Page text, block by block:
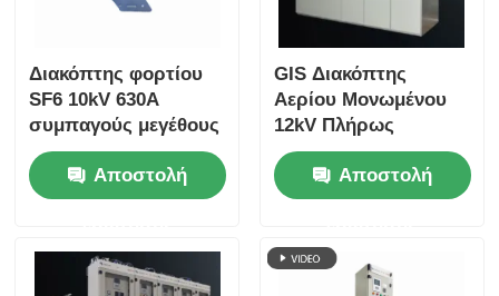
Υπηρεσία διανομής χαμηλής τάσης
Κιβώτιο διανομής χαμηλής τάσης
Διακόπτης φορτίου
SF6 10kV 630A
συμπαγούς μεγέθους
για διακόπτες αερίου
Αποστολή
GIS Διακόπτης
Αερίου Μονωμένου
12kV Πλήρως
Μονωμένη Μονάδα
Δακτυλίου IP67
Προστασία
Αποστολή